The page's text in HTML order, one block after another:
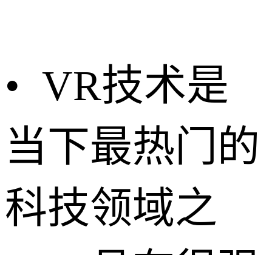
• VR技术是
当下最热门的
科技领域之